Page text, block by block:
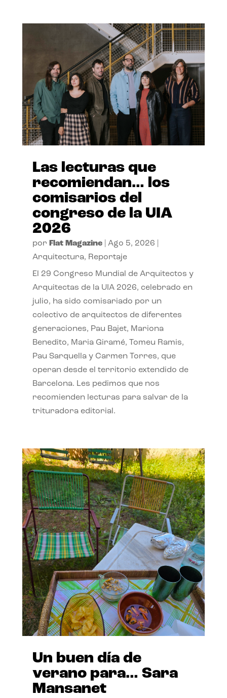
Las lecturas que
recomiendan… los
comisarios del
congreso de la UIA
2026
por Flat Magazine| Ago 5, 2026
Arquitectura, Reportaje
El 29 Congreso Mundial de Arquitectos y
Arquitectas de la UIA 2026, celebrado en
julio, ha sido comisariado por un
colectivo de arquitectos de diferentes
generaciones, Pau Bajet, Mariona
Benedito, Maria Giramé, Tomeu Ramis,
Pau Sarquella y Carmen Torres, que
operan desde el territorio extendido de
Barcelona. Les pedimos que nos
recomienden lecturas para salvar de la
trituradora editorial.
Un buen día de
verano para… Sara
Mansanet